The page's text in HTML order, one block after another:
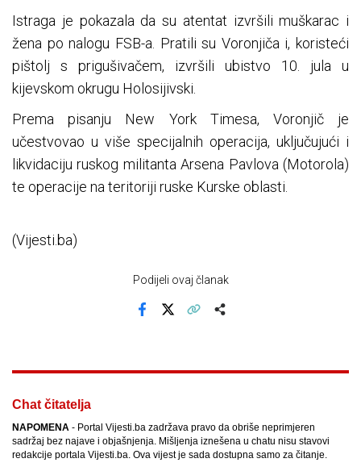
Istraga je pokazala da su atentat izvršili muškarac i
žena po nalogu FSB-a. Pratili su Voronjiča i, koristeći
pištolj s prigušivačem, izvršili ubistvo 10. jula u
kijevskom okrugu Holosijivski.
Prema pisanju New York Timesa, Voronjič je
učestvovao u više specijalnih operacija, uključujući i
likvidaciju ruskog militanta Arsena Pavlova (Motorola)
te operacije na teritoriji ruske Kurske oblasti.
(Vijesti.ba)
Podijeli ovaj članak
Chat čitatelja
NAPOMENA - Portal Vijesti.ba zadržava pravo da obriše neprimjeren
sadržaj bez najave i objašnjenja. Mišljenja iznešena u chatu nisu stavovi
redakcije portala Vijesti.ba. Ova vijest je sada dostupna samo za čitanje.